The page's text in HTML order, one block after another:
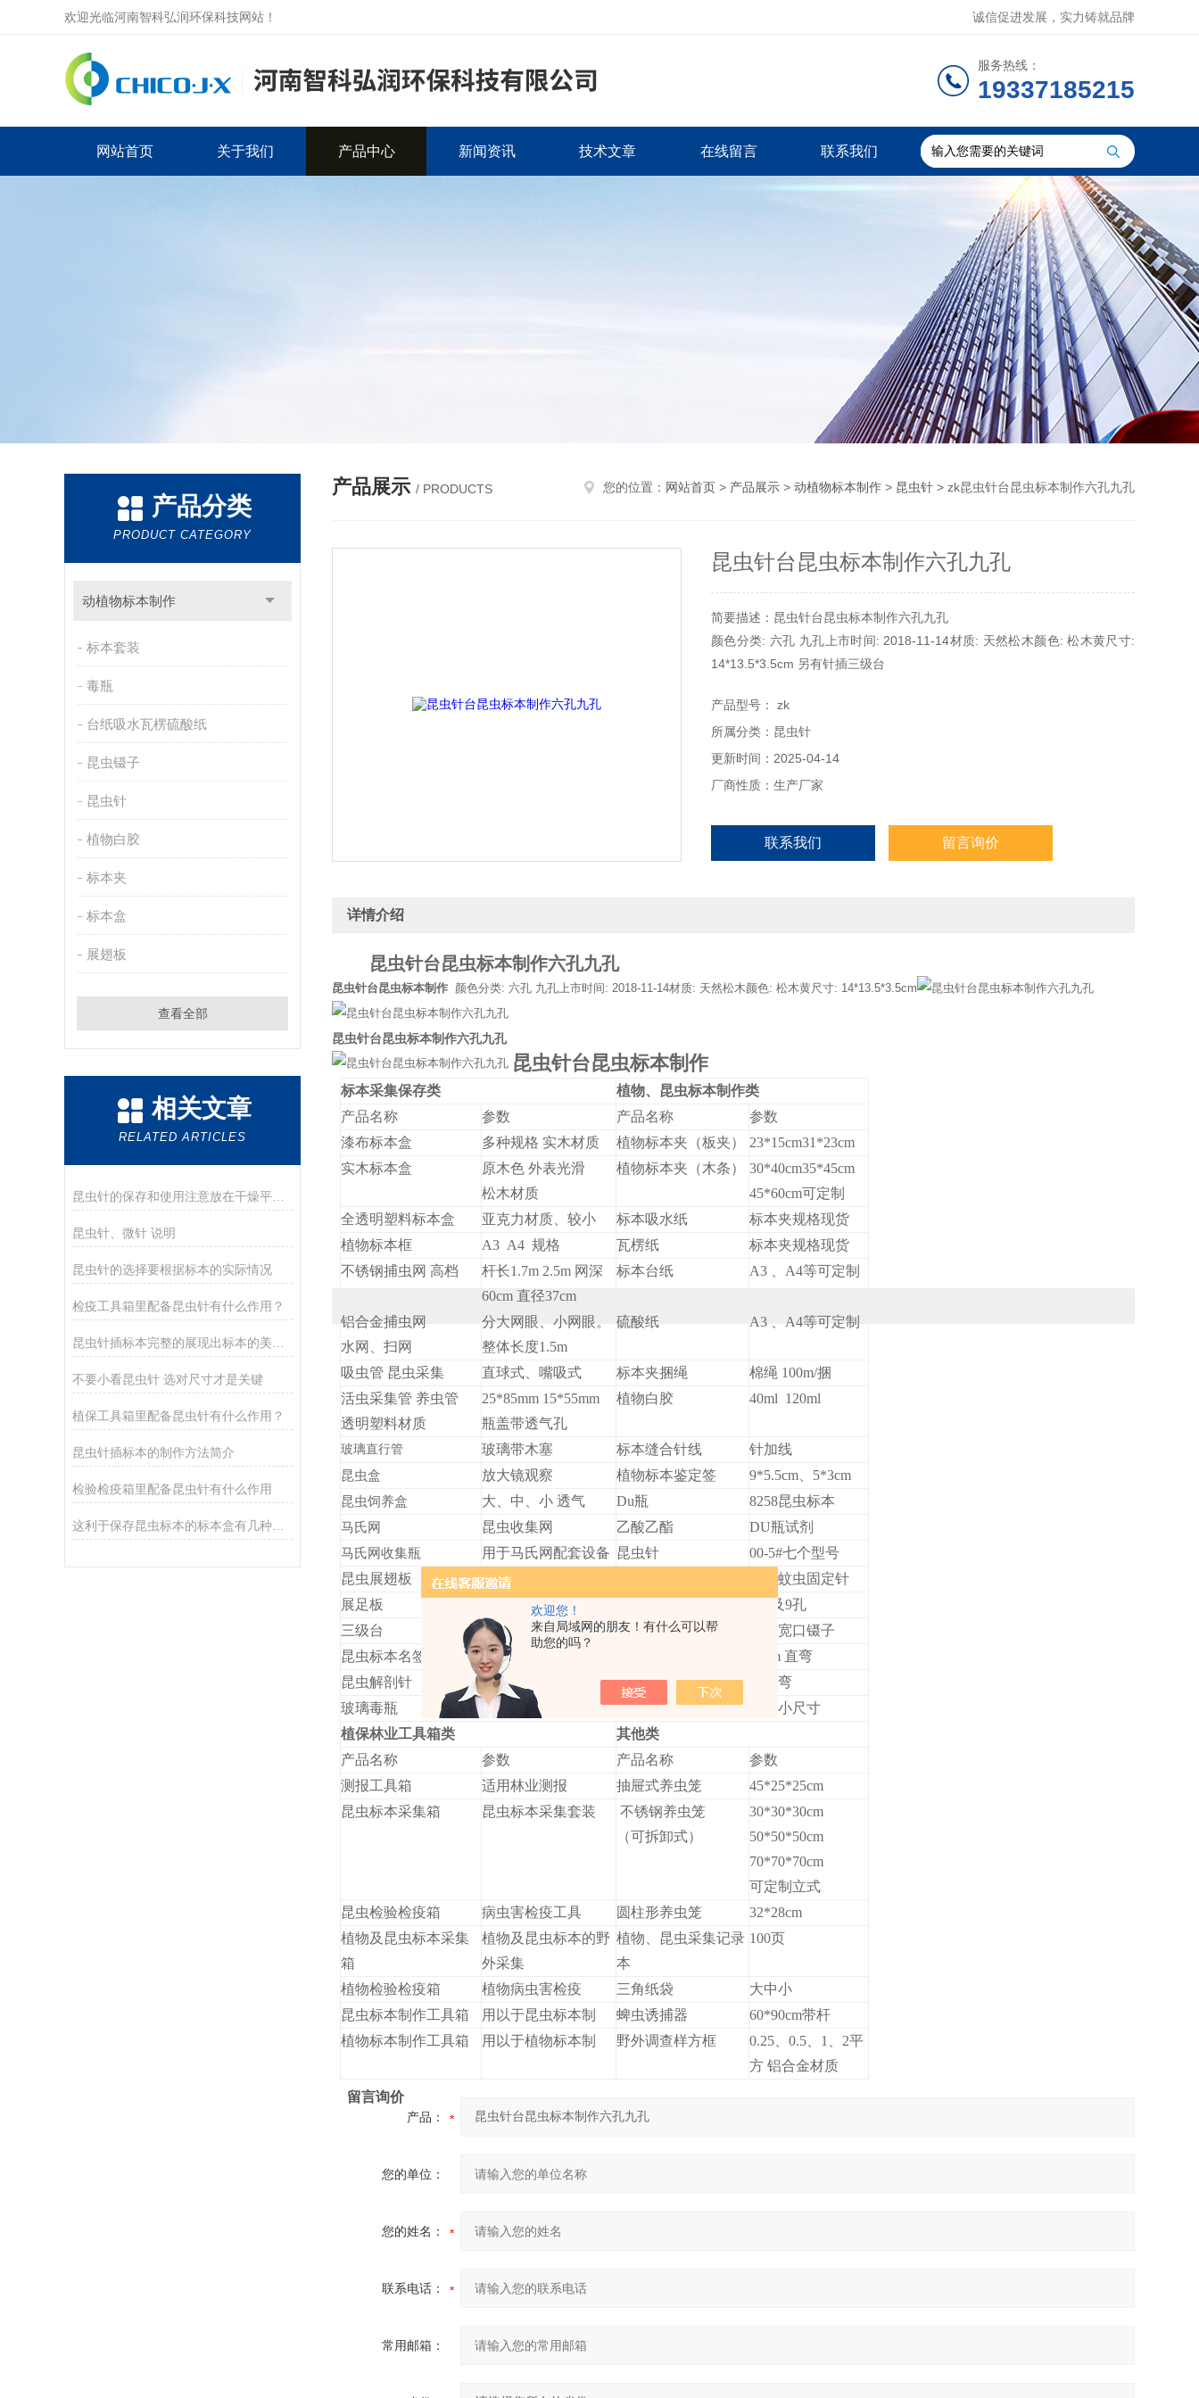
欢迎您！
来自局域网的朋友！有什么可以帮
助您的吗？
欢迎光临河南智科弘润环保科技网站！ 诚信促进发展，实力铸就品牌
服务热线：
19337185215
网站首页 关于我们 产品中心 新闻资讯 技术文章 在线留言 联系我们
产品分类
PRODUCT CATEGORY
动植物标本制作
标本套装
毒瓶
台纸吸水瓦楞硫酸纸
昆虫镊子
昆虫针
植物白胶
标本夹
标本盒
展翅板
查看全部
相关文章
RELATED ARTICLES
昆虫针的保存和使用注意放在干燥平整的地方
昆虫针、微针 说明
昆虫针的选择要根据标本的实际情况
检疫工具箱里配备昆虫针有什么作用？
不要小看昆虫针 选对尺寸才是关键
植保工具箱里配备昆虫针有什么作用？
昆虫针插标本的制作方法简介
检验检疫箱里配备昆虫针有什么作用
产品展示 / PRODUCTS 您的位置： 网站首页 > 产品展示 > 动植物标本制作 > 昆虫针 > zk昆虫针台昆虫标本制作六孔九孔
昆虫针台昆虫标本制作六孔九孔
简要描述：昆虫针台昆虫标本制作六孔九孔
颜色分类: 六孔 九孔上市时间: 2018-11-14材质: 天然松木颜色: 松木黄尺寸:
14*13.5*3.5cm 另有针插三级台
产品型号： zk
所属分类：昆虫针
更新时间：2025-04-14
厂商性质：生产厂家
联系我们 留言询价
详情介绍
昆虫针台昆虫标本制作六孔九孔
昆虫针台昆虫标本制作 颜色分类: 六孔 九孔上市时间: 2018-11-14材质: 天然松木颜色: 松木黄尺寸: 14*13.5*3.5cm
昆虫针台昆虫标本制作六孔九孔
昆虫针台昆虫标本制作
标本采集保存类
植物、昆虫标本制作类
产品名称
参数 产品名称
参数
漆布标本盒
多种规格 实木材质 植物标本夹（板夹）
23*15cm31*23cm
实木标本盒
原木色 外表光滑
松木材质
植物标本夹（木条）
30*40cm35*45cm
45*60cm可定制
全透明塑料标本盒
亚克力材质、较小 标本吸水纸
标本夹规格现货
植物标本框
A3 A4 规格 瓦楞纸
标本夹规格现货
不锈钢捕虫网 高档
杆长1.7m 2.5m 网深
60cm 直径37cm
标本台纸 A3 、A4等可定制
铝合金捕虫网
水网、扫网
分大网眼、小网眼。
整体长度1.5m
硫酸纸 A3 、A4等可定制
吸虫管 昆虫采集 直球式、嘴吸式 标本夹捆绳
棉绳 100m/捆
活虫采集管 养虫管
透明塑料材质
25*85mm 15*55mm
瓶盖带透气孔
植物白胶 40ml 120ml
玻璃直行管 玻璃带木塞 标本缝合针线 针加线
昆虫盒 放大镜观察 植物标本鉴定签 9*5.5cm、5*3cm
昆虫饲养盒 大、中、小 透气 Du瓶 8258昆虫标本
马氏网 昆虫收集网 乙酸乙酯 DU瓶试剂
马氏网收集瓶 用于马氏网配套设备 昆虫针
00-5#七个型号
昆虫展翅板
V型、平板 （软木）
小型蚊虫固定针
展足板
昆虫标本整姿
6孔及9孔
三级台
三级平均台 昆虫镊
昆虫宽口镊子
昆虫标本名签
9*5.5cm、5*3cm
10cm 直弯
昆虫解剖针
全不锈钢 昆虫解剖刀
直、弯
玻璃毒瓶
大中小尺寸 植物标本瓶
大中小尺寸
植保林业工具箱类
其他类
产品名称
参数 产品名称
参数
测报工具箱
适用林业测报 抽屉式养虫笼
45*25*25cm
昆虫标本采集箱
昆虫标本采集套装
不锈钢养虫笼
（可拆卸式）
30*30*30cm
50*50*50cm
70*70*70cm
可定制立式
昆虫检验检疫箱
病虫害检疫工具 圆柱形养虫笼
32*28cm
植物及昆虫标本采集
箱
植物及昆虫标本的野
外采集
植物、昆虫采集记录
本
100页
植物检验检疫箱 植物病虫害检疫 三角纸袋
大中小
昆虫标本制作工具箱
用以于昆虫标本制 蜱虫诱捕器
60*90cm带杆
植物标本制作工具箱
用以于植物标本制 野外调查样方框
0.25、0.5、1、2平
方 铝合金材质
留言询价
产品：
您的单位：
您的姓名：
联系电话：
常用邮箱：